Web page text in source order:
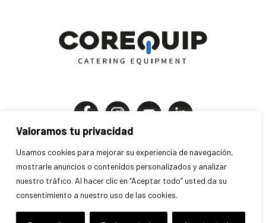
Valoramos tu privacidad
Usamos cookies para mejorar su experiencia de navegación,
mostrarle anuncios o contenidos personalizados y analizar
nuestro tráfico. Al hacer clic en “Aceptar todo” usted da su
consentimiento a nuestro uso de las cookies.
Corequip Catering Equipment S.A
P.I. Els Mollons | C. Traginers 7-9
46970 Alaquàs . Valencia . España
+34 963 707 280 · info@corequip.es
Aviso legal Privacidad Cookies